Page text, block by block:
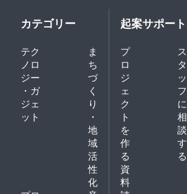
カテゴリー
テク
ノロ
ジー
・ガ
ジェ
ット
ま
ち
づ
く
り
・
地
域
活
性
化
起案サポート
プ
ロ
ジ
ェ
ク
ト
を
作
る
ス
タ
ッ
フ
に
相
談
す
る
資
料